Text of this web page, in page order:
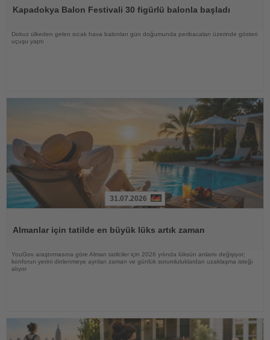
Kapadokya Balon Festivali 30 figürlü balonla başladı
Dokuz ülkeden gelen sıcak hava balonları gün doğumunda peribacaları üzerinde gösteri
uçuşu yaptı
31.07.2026
Almanlar için tatilde en büyük lüks artık zaman
YouGov araştırmasına göre Alman tatilciler için 2026 yılında lüksün anlamı değişiyor;
konforun yerini dinlenmeye ayrılan zaman ve günlük sorumluluklardan uzaklaşma isteği
alıyor